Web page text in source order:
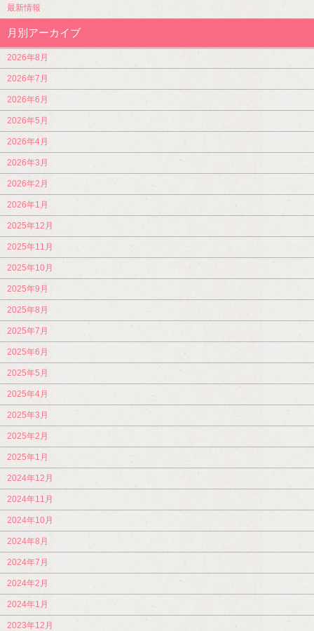
最新情報
月別アーカイブ
2026年8月
2026年7月
2026年6月
2026年5月
2026年4月
2026年3月
2026年2月
2026年1月
2025年12月
2025年11月
2025年10月
2025年9月
2025年8月
2025年7月
2025年6月
2025年5月
2025年4月
2025年3月
2025年2月
2025年1月
2024年12月
2024年11月
2024年10月
2024年8月
2024年7月
2024年2月
2024年1月
2023年12月